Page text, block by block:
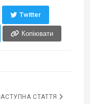
Twitter
Копіювати
СТАТТЯ